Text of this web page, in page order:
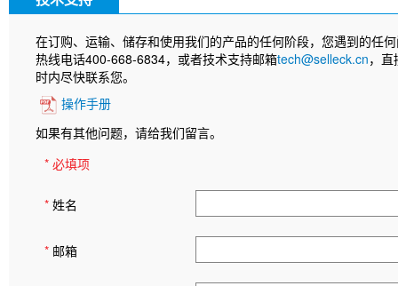
在订购、运输、储存和使用我们的产品的任何阶段，您遇到的任
热线电话400-668-6834，或者技术支持邮箱tech@selleck.cn，
时内尽快联系您。
操作手册
如果有其他问题，请给我们留言。
* 必填项
* 姓名
* 邮箱